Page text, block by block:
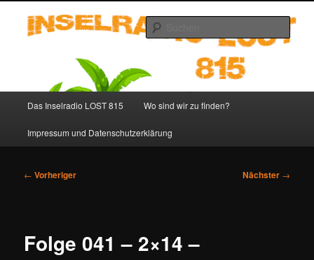
primären
Inselradio LOST 815 – LOST
Podcast deutsch
Das Inselradio LOST 815 Wo sind wir zu finden?
Impressum und Datenschutzerklärung
Beitragsnavigation
← Vorheriger Nächster →
Folge 041 – 2×14 –